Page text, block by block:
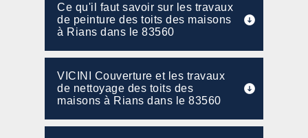
Ce qu'il faut savoir sur les travaux
de peinture des toits des maisons
à Rians dans le 83560
VICINI Couverture et les travaux
de nettoyage des toits des
maisons à Rians dans le 83560